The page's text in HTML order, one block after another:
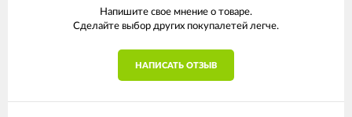
Напишите свое мнение о товаре.
Сделайте выбор других покупалетей легче.
НАПИСАТЬ ОТЗЫВ